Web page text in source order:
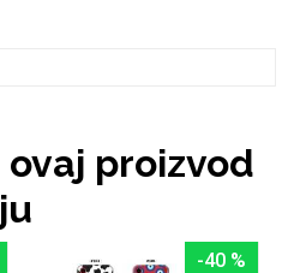
ovaj proizvod
-40 %
Halloween